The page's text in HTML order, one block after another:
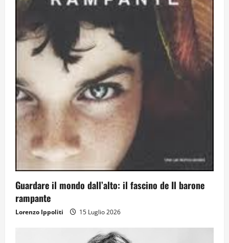
Guardare il mondo dall’alto: il fascino de Il barone
rampante
Lorenzo Ippoliti 15 Luglio 2026